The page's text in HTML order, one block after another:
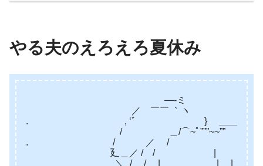
やる夫のえろえろ夏休み
—-ミ
／ ￣￣ ｀ヽ
. , ‘ﾞ } ＿＿
/ ＿/⌒~ﾟ”””~~”” ｀丶､
. / ／ / ＼ミﾆ
廴＿／ / / | 寸
＼_/ / | | | ｜